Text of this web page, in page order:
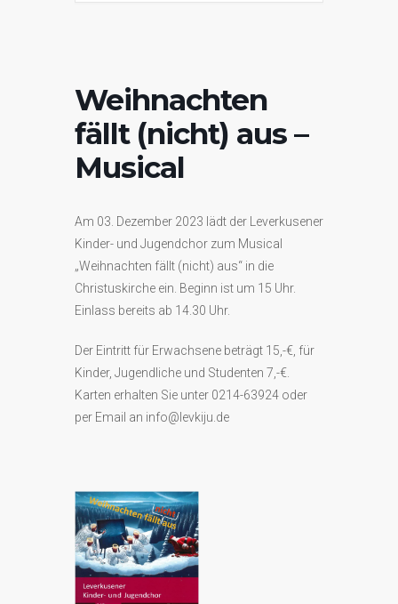
Weihnachten
fällt (nicht) aus –
Musical
Am 03. Dezember 2023 lädt der Leverkusener
Kinder- und Jugendchor zum Musical
„Weihnachten fällt (nicht) aus“ in die
Christuskirche ein. Beginn ist um 15 Uhr.
Einlass bereits ab 14.30 Uhr.
Der Eintritt für Erwachsene beträgt 15,-€, für
Kinder, Jugendliche und Studenten 7,-€.
Karten erhalten Sie unter 0214-63924 oder
per Email an info@levkiju.de